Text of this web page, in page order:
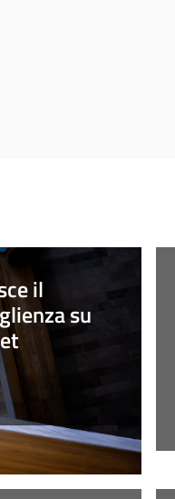
il
su